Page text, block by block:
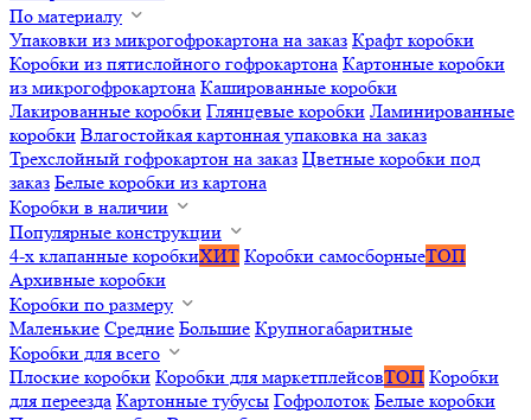
По материалу
Упаковки из микрогофрокартона на заказ Крафт коробки
Коробки из пятислойного гофрокартона Картонные коробки
из микрогофрокартона Кашированные коробки
Лакированные коробки Глянцевые коробки Ламинированные
коробки Влагостойкая картонная упаковка на заказ
Трехслойный гофрокартон на заказ Цветные коробки под
заказ Белые коробки из картона
Коробки в наличии
Популярные конструкции
4-х клапанные коробкиХИТ Коробки самосборныеТОП
Архивные коробки
Коробки по размеру
Маленькие Средние Большие Крупногабаритные
Коробки для всего
Плоские коробки Коробки для маркетплейсовТОП Коробки
для переезда Картонные тубусы Гофролоток Белые коробки